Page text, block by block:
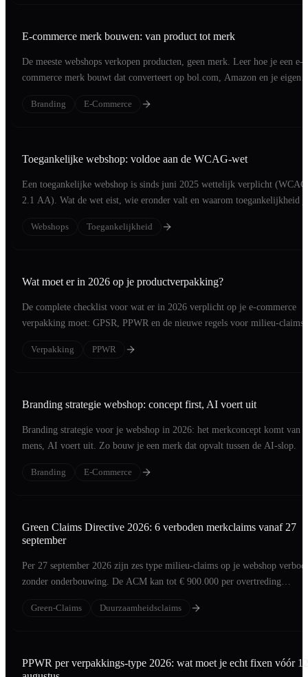
E-commerce merk bouwen: van product tot merk
De meeste webshops verkopen producten, geen merk. Leer hoe je een e-
commerce merk bouwt dat converteert op bol.com, Amazon en je eigen
Branding
E-Commerce
Toegankelijke webshop: voldoe aan de WCAG-wet
Een toegankelijke webshop is sinds juni 2025 wettelijk verplicht (WCAG
2.1 AA). Wat de wet eist, wie eronder valt en waarom toegankelijkheid
Webshops
Toegankelijkheid
Wat moet er in 2026 op je productverpakking?
De complete checklist voor wat er in 2026 verplicht op je e-commerce
verpakking moet: GPSR, PPWR en de nieuwe regels voor milieu-claims,
Verpakking
PPWR
Branding strategie webshop: concept first, AI voert uit
Branding strategie voor je webshop in 2026: het merkconcept komt van
mens, AI voert uit. Zo bouw je een merk dat opvalt tussen de AI-slop.
Branding E-Commerce
Green Claims Directive 2026: 6 verboden merkclaims vanaf 27
september
Per 27 september 2026 zijn zes type milieu-claims op je webshop
zonder onderbouwing. De ACM kan tot € 900.000 per overtreding
Green-Claims
Duurzaamheidsclaims
PPWR per verpakkings-type 2026: wat moet je echt fixen vóór 12